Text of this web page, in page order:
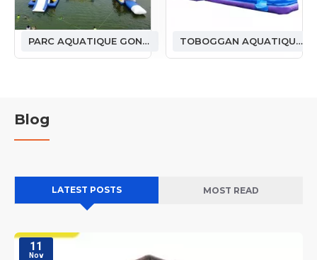
PARC AQUATIQUE GONFLABLE TOBOGGAN AQUATIQUE GONFLABLE
Blog
LATEST POSTS MOST READ
11
Nov